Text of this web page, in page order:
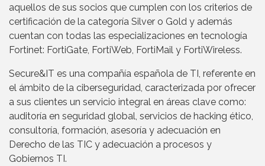
aquellos de sus socios que cumplen con los criterios de
certificación de la categoría Silver o Gold y además
cuentan con todas las especializaciones en tecnología
Fortinet: FortiGate, FortiWeb, FortiMail y FortiWireless.
Secure&IT es una compañía española de TI, referente en
el ámbito de la ciberseguridad, caracterizada por ofrecer
a sus clientes un servicio integral en áreas clave como:
auditoría en seguridad global, servicios de hacking ético,
consultoría, formación, asesoría y adecuación en
Derecho de las TIC y adecuación a procesos y
Gobiernos TI.